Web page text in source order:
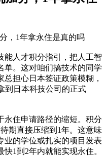
，1年拿永住是真的吗
能人才积分指引，把人工智
单。这对咱们搞技术的同学
担心日本签证政策模糊，
到日本科技公司的正式
永住申请路径的缩短。积分
期直接压缩到1年。这意味
业的学位或扎实的项目发表
1到2年内就能实现永住。